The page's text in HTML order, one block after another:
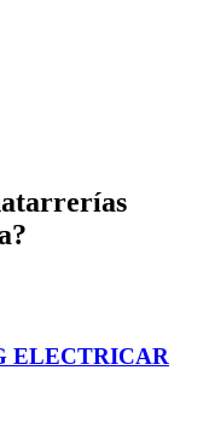
ELECTRICAR